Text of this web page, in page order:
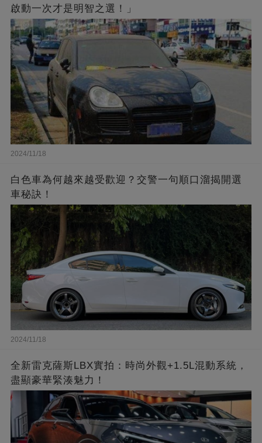
啟動一次才是明智之選！」
2024/11/18
白色車為何越來越受歡迎？交警一句順口溜揭開選
車秘訣！
2024/11/18
全新雷克薩斯LBX實拍：時尚外觀+1.5L混動系統，
盡顯豪華緊湊魅力！